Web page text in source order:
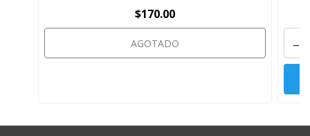
$170.00
AGOTADO -